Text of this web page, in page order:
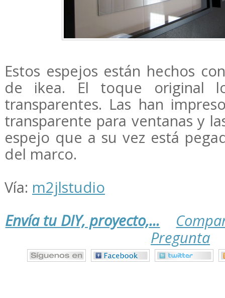
Estos espejos están hechos
de ikea. El toque original
transparentes. Las han
transparente para ventanas y
espejo que a su vez está
del marco.
Vía: m2jlstudio
Envía tu DIY, proyecto,...
Pregunta